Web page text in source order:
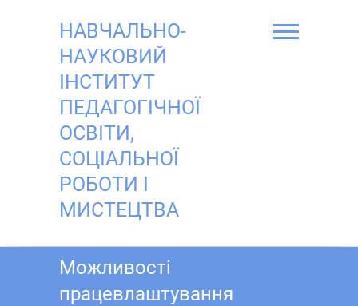
НАВЧАЛЬНО-
НАУКОВИЙ
ІНСТИТУТ
ПЕДАГОГІЧНОЇ
ОСВІТИ,
СОЦІАЛЬНОЇ
РОБОТИ І
МИСТЕЦТВА
Можливості
працевлаштування